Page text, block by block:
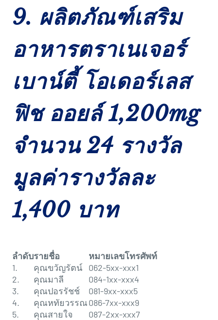
9. ผลิตภัณฑ์เสริม
อาหารตราเนเจอร์
เบาน์ตี้ โอเดอร์เลส
ฟิช ออยล์ 1,200mg
จำนวน 24 รางวัล
มูลค่ารางวัลละ
1,400 บาท
ลำดับรายชื่อ
หมายเลขโทรศัพท์
1.
คุณขวัญรัตน์
062-5xx-xxx1
2.
คุณมาลี
084-1xx-xxx4
3.
คุณปอรรัชช์
081-9xx-xxx5
4.
คุณหทัยวรรณ086-7xx-xxx9
5.
คุณสายใจ
087-2xx-xxx7